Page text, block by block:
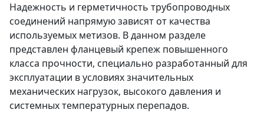
Надежность и герметичность трубопроводных
соединений напрямую зависят от качества
используемых метизов. В данном разделе
представлен фланцевый крепеж повышенного
класса прочности, специально разработанный для
эксплуатации в условиях значительных
механических нагрузок, высокого давления и
системных температурных перепадов.